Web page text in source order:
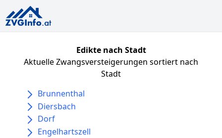
Edikte nach Stadt
Aktuelle Zwangsversteigerungen sortiert nach
Stadt
Brunnenthal
Diersbach
Dorf
Engelhartszell